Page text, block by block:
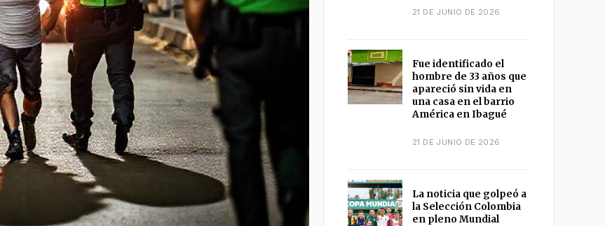
21 DE JUNIO DE 2026
Fue identificado el
hombre de 33 años que
apareció sin vida en
una casa en el barrio
América en Ibagué
21 DE JUNIO DE 2026
La noticia que golpeó a
la Selección Colombia
en pleno Mundial